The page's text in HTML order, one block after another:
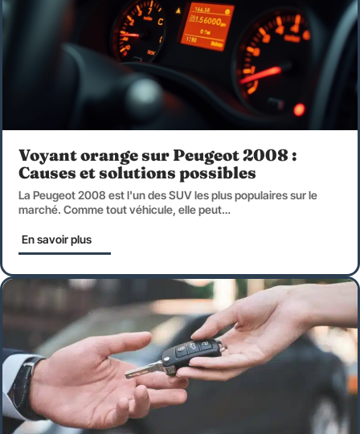
Voyant orange sur Peugeot 2008 :
Causes et solutions possibles
La Peugeot 2008 est l'un des SUV les plus populaires sur le
marché. Comme tout véhicule, elle peut…
En savoir plus